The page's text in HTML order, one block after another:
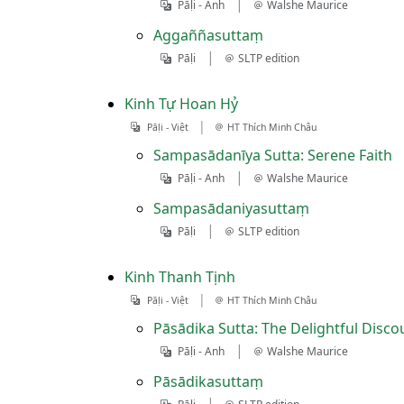
Pāḷi - Anh Walshe Maurice
Aggaññasuttaṃ
Pāḷi | SLTP edition
Kinh Tự Hoan Hỷ
Pāḷi - Việt | HT Thích Minh Châu
Sampasādanīya Sutta: Serene Faith
Pāḷi - Anh | Walshe Maurice
Sampasādaniyasuttaṃ
Pāḷi | SLTP edition
Kinh Thanh Tịnh
Pāḷi - Việt | HT Thích Minh Châu
Pāsādika Sutta: The Delightful
Pāḷi - Anh | Walshe Maurice
Pāsādikasuttaṃ